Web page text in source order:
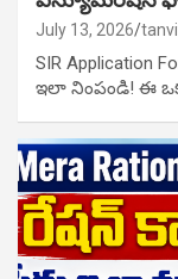
July 13, 2026
SIR Application
ఇలా నింపండి! ఈ